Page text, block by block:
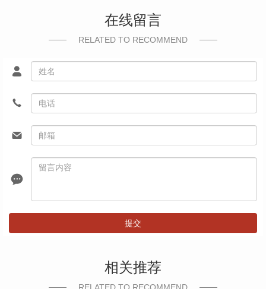
在线留言
RELATED TO RECOMMEND
提交
相关推荐